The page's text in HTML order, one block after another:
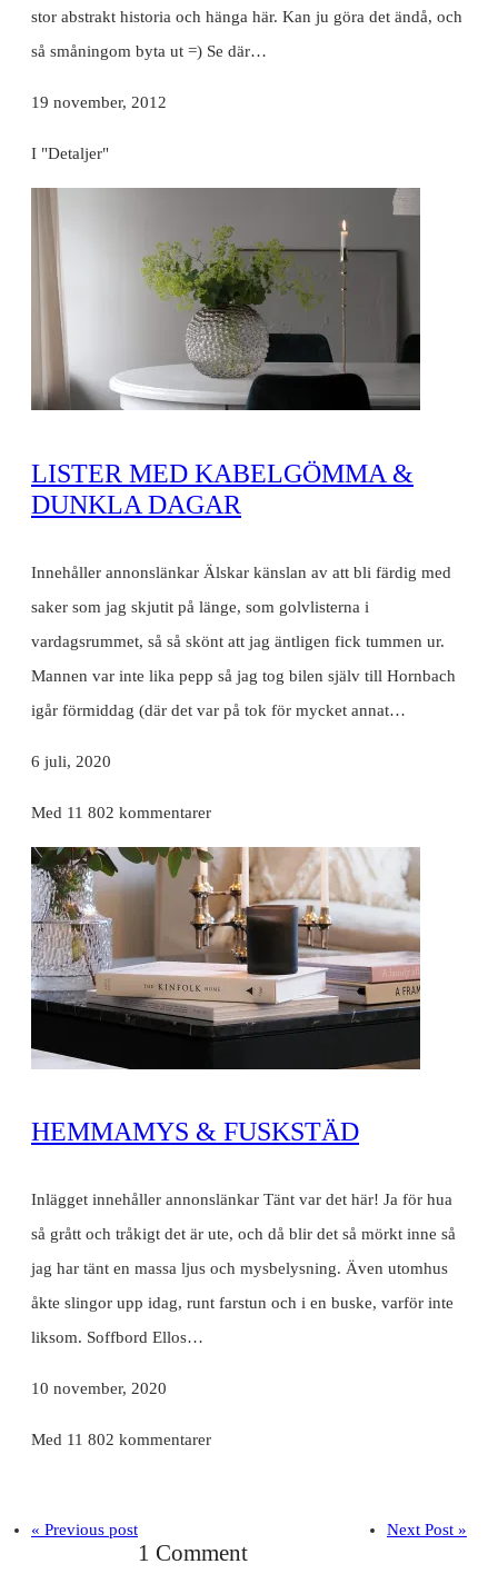
stor abstrakt historia och hänga här. Kan ju göra det ändå, och
så småningom byta ut =) Se där…
19 november, 2012
I "Detaljer"
LISTER MED KABELGÖMMA &
DUNKLA DAGAR
Innehåller annonslänkar Älskar känslan av att bli färdig med
saker som jag skjutit på länge, som golvlisterna i
vardagsrummet, så så skönt att jag äntligen fick tummen ur.
Mannen var inte lika pepp så jag tog bilen själv till Hornbach
igår förmiddag (där det var på tok för mycket annat…
6 juli, 2020
Med 11 802 kommentarer
HEMMAMYS & FUSKSTÄD
Inlägget innehåller annonslänkar Tänt var det här! Ja för hua
så grått och tråkigt det är ute, och då blir det så mörkt inne så
jag har tänt en massa ljus och mysbelysning. Även utomhus
åkte slingor upp idag, runt farstun och i en buske, varför inte
liksom. Soffbord Ellos…
10 november, 2020
Med 11 802 kommentarer
« Previous post Next Post »
1 Comment